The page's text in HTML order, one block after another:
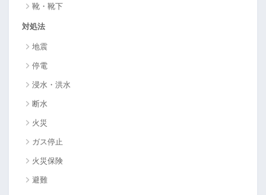
靴・靴下
対処法
地震
停電
浸水・洪水
断水
火災
ガス停止
火災保険
避難